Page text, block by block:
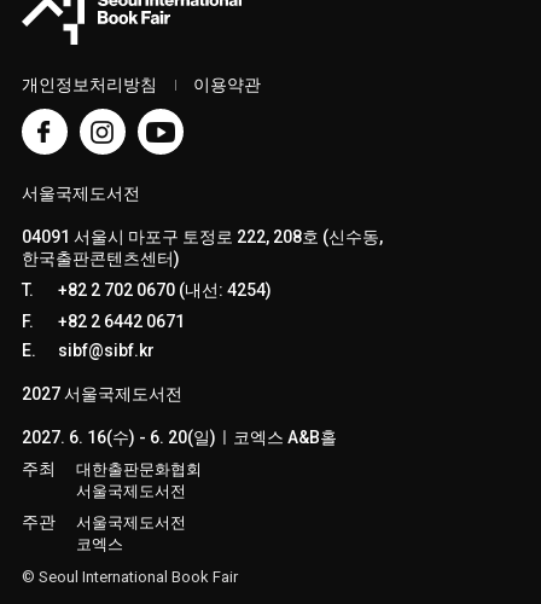
개인정보처리방침 이용약관
서울국제도서전
04091 서울시 마포구 토정로 222, 208호 (신수동,
한국출판콘텐츠센터)
T.
+82 2 702 0670 (내선: 4254)
F.
+82 2 6442 0671
E.
sibf@sibf.kr
2027 서울국제도서전
2027. 6. 16(수) - 6. 20(일)ㅣ코엑스 A&B홀
주최
대한출판문화협회
서울국제도서전
주관
서울국제도서전
코엑스
© Seoul International Book Fair